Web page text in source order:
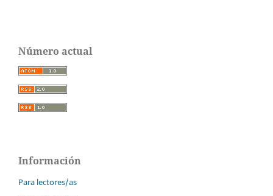
Número actual
Información
Para lectores/as